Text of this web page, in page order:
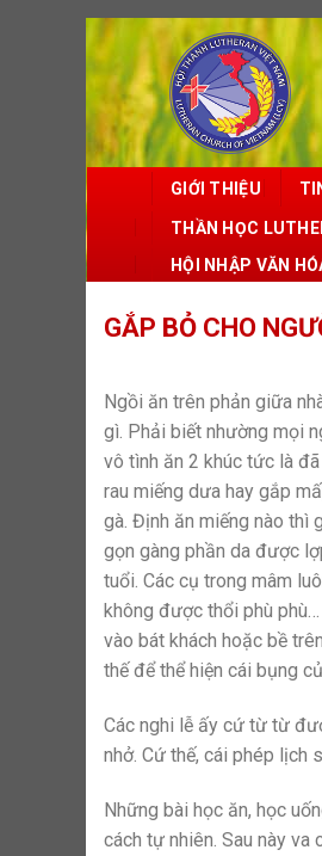
Skip
to
content
GIỚI THIỆU
THẦN HỌC
HỘI NHẬP VĂN
GẮP BỎ CHO
Ngồi ăn trên phản giữa
gì. Phải biết nhường mọi
vô tình ăn 2 khúc tức là
rau miếng dưa hay gắp
gà. Định ăn miếng nào thì
gọn gàng phần da được
tuổi. Các cụ trong mâm
không được thổi phù
vào bát khách hoặc bề
thế để thể hiện cái bụng
Các nghi lễ ấy cứ từ từ
nhở. Cứ thế, cái phép lịch
Những bài học ăn, học
cách tự nhiên. Sau này